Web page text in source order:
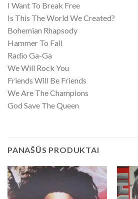
I Want To Break Free
Is This The World We Created?
Bohemian Rhapsody
Hammer To Fall
Radio Ga-Ga
We Will Rock You
Friends Will Be Friends
We Are The Champions
God Save The Queen
PANAŠŪS PRODUKTAI